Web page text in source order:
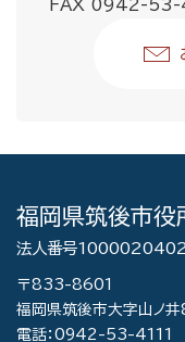
FAX 0942-53-
福岡県筑後市役
法人番号
〒833-8601
福岡県筑後市大字山ノ
電話：0942-53-4111